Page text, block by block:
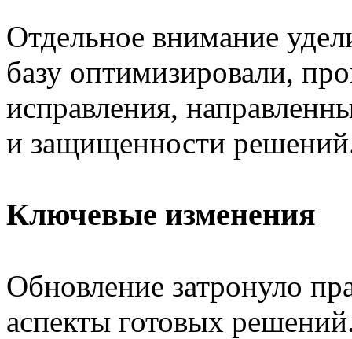
Отдельное внимание
базу оптимизировали,
исправления,
и защищенности
Ключевые изменения
Обновление затронуло
аспекты готовых